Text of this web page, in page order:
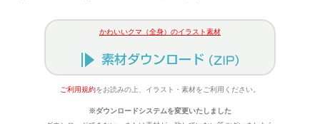
かわいいクマ（全身）のイラスト素材
ご利用規約をお読みの上、イラスト・素材をご利用ください。
※ダウンロードシステムを変更いたしました